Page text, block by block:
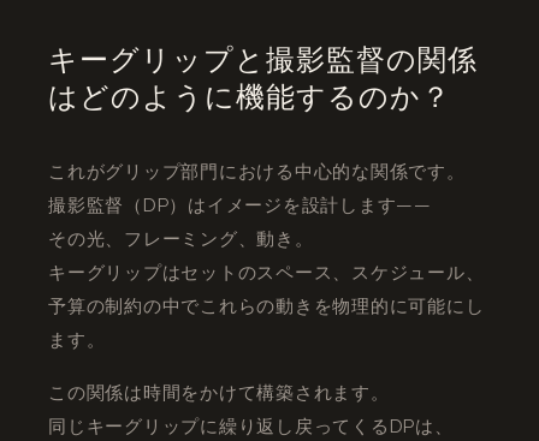
キーグリップと撮影監督の関係
はどのように機能するのか？
これがグリップ部門における中心的な関係です。
撮影監督（DP）はイメージを設計します——
その光、フレーミング、動き。
キーグリップはセットのスペース、スケジュール、
予算の制約の中でこれらの動きを物理的に可能にし
ます。
この関係は時間をかけて構築されます。
同じキーグリップに繰り返し戻ってくるDPは、